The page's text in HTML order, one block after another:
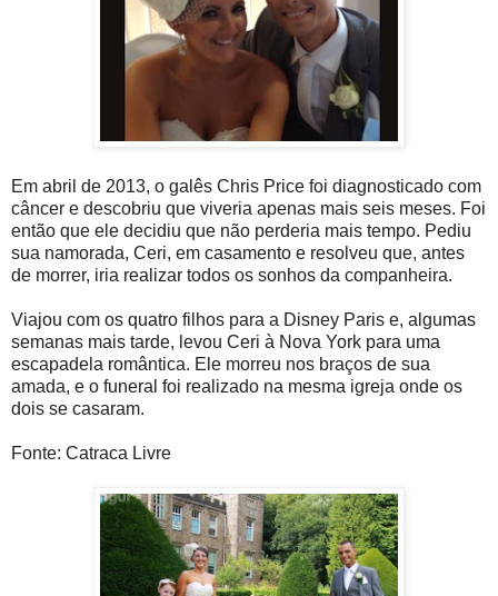
Em abril de 2013, o galês Chris Price foi diagnosticado com
câncer e descobriu que viveria apenas mais seis meses. Foi
então que ele decidiu que não perderia mais tempo. Pediu
sua namorada, Ceri, em casamento e resolveu que, antes
de morrer, iria realizar todos os sonhos da companheira.
Viajou com os quatro filhos para a Disney Paris e, algumas
semanas mais tarde, levou Ceri à Nova York para uma
escapadela romântica. Ele morreu nos braços de sua
amada, e o funeral foi realizado na mesma igreja onde os
dois se casaram.
Fonte: Catraca Livre